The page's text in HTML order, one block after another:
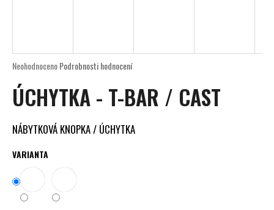
Průměrné
produktu
je
z
5
NeohodnocenoPodrobnosti hodnocení
ÚCHYTKA - T-BAR / CAST
NÁBYTKOVÁ KNOPKA / ÚCHYTKA
VARIANTA
R
M
A
í
t
?